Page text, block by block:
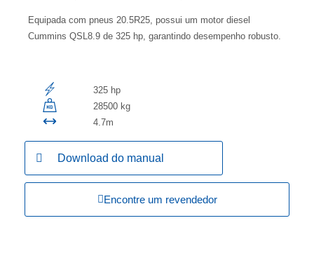
Equipada com pneus 20.5R25, possui um motor diesel
Cummins QSL8.9 de 325 hp, garantindo desempenho robusto.
325 hp
28500 kg
4.7m
Download do manual
Encontre um revendedor